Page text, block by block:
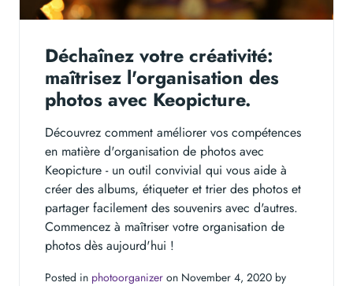
Déchaînez votre créativité:
maîtrisez l'organisation des
photos avec Keopicture.
Découvrez comment améliorer vos compétences
en matière d'organisation de photos avec
Keopicture - un outil convivial qui vous aide à
créer des albums, étiqueter et trier des photos et
partager facilement des souvenirs avec d'autres.
Commencez à maîtriser votre organisation de
photos dès aujourd'hui !
Posted in photoorganizer on November 4, 2020 by